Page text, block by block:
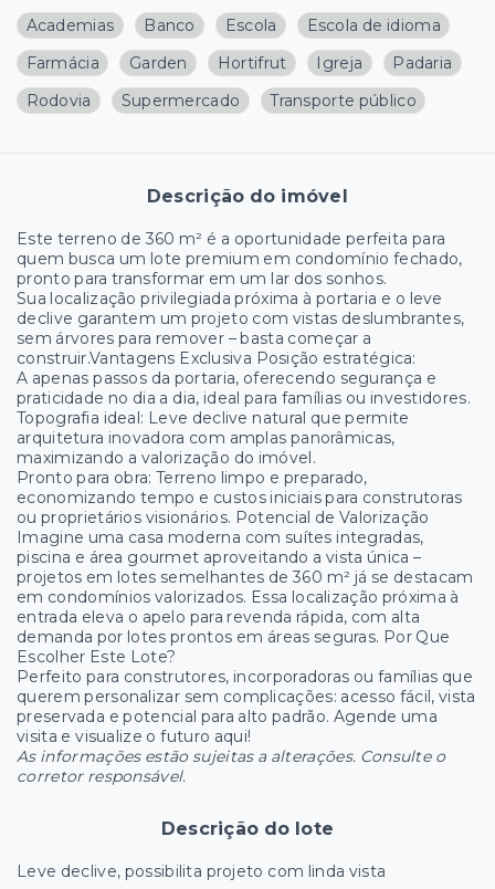
Academias Banco Escola
Escola de idioma
Farmácia
Garden Hortifrut Igreja
Padaria
Rodovia
Supermercado Transporte público
Descrição do imóvel
Este terreno de 360 m² é a oportunidade perfeita para
quem busca um lote premium em condomínio fechado,
pronto para transformar em um lar dos sonhos.
Sua localização privilegiada próxima à portaria e o leve
declive garantem um projeto com vistas deslumbrantes,
sem árvores para remover – basta começar a
construir.Vantagens Exclusiva Posição estratégica:
A apenas passos da portaria, oferecendo segurança e
praticidade no dia a dia, ideal para famílias ou investidores.
Topografia ideal: Leve declive natural que permite
arquitetura inovadora com amplas panorâmicas,
maximizando a valorização do imóvel.
Pronto para obra: Terreno limpo e preparado,
economizando tempo e custos iniciais para construtoras
ou proprietários visionários. Potencial de Valorização
Imagine uma casa moderna com suítes integradas,
piscina e área gourmet aproveitando a vista única –
projetos em lotes semelhantes de 360 m² já se destacam
em condomínios valorizados. Essa localização próxima à
entrada eleva o apelo para revenda rápida, com alta
demanda por lotes prontos em áreas seguras. Por Que
Escolher Este Lote?
Perfeito para construtores, incorporadoras ou famílias que
querem personalizar sem complicações: acesso fácil, vista
preservada e potencial para alto padrão. Agende uma
visita e visualize o futuro aqui!
As informações estão sujeitas a alterações. Consulte o
corretor responsável.
Descrição do lote
Leve declive, possibilita projeto com linda vista